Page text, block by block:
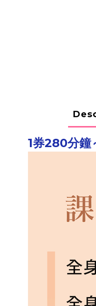
1券280分鐘